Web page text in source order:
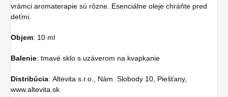
vrámci aromaterapie sú rôzne. Esenciálne oleje chráňte pred
deťmi.
Objem: 10 ml
Balenie: tmavé sklo s uzáverom na kvapkanie
Distribúcia: Altevita s.r.o., Nám. Slobody 10, Piešťany,
www.altevita.sk